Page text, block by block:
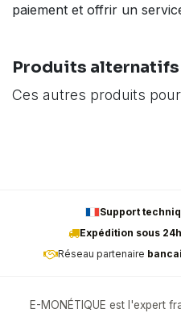
paiement et offrir un
Produits alternatifs
Ces autres produits
Support
Expédition sous 24h
Réseau partenaire
E-MONÉTIQUE est l'expert